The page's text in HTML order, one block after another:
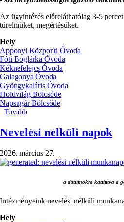
Az ügyintézés előreláthatólag 3-5
türelmüket, megértésüket.
Hely
Apponyi Központi Óvoda
Fóti Boglárka Óvoda
Kéknefelejcs Óvoda
Galagonya Óvoda
Gyöngykaláris Óvoda
Holdvilág Bölcsőde
Napsugár Bölcsőde
Tovább
es
nevelési
Nevelési nélküli napok
2026. március 27.
a dátumokra kattintva a
Intézményeink nevelési nélküli
Hely